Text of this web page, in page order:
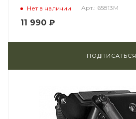
Нет в наличии Арт.: 65813M
11 990 ₽
ПОДПИСАТЬСЯ